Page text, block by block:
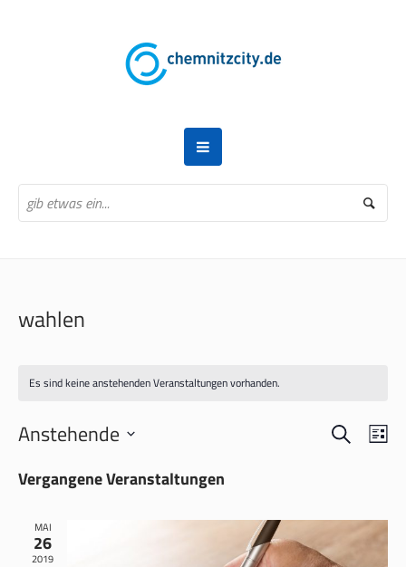
wahlen
Es sind keine anstehenden Veranstaltungen vorhanden.
SUCHE
Anstehende
wählen.
Vergangene Veranstaltungen
MAI
26
2019